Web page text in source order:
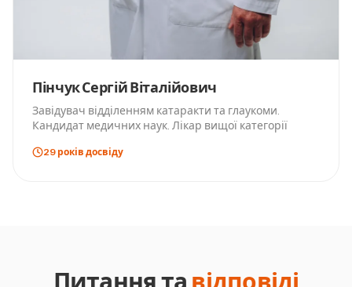
Пінчук Сергій Віталійович
Завідувач відділенням катаракти та глаукоми.
Кандидат медичних наук. Лікар вищої категорії
29 років досвіду